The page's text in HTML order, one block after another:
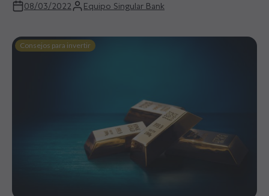
08/03/2022 Equipo Singular Bank
Consejos para invertir